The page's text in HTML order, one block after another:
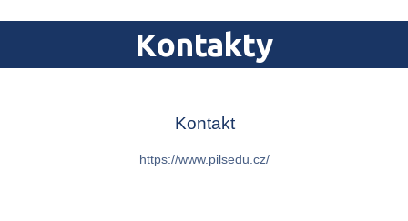
Kontakty
Kontakt
https://www.pilsedu.cz/